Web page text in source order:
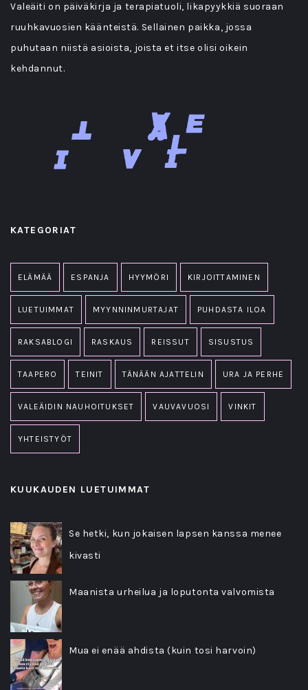
Valeäiti on päiväkirja ja terapiatuoli, likapyykkiä suoraan
ruuhkavuosien käänteistä. Sellainen paikka, jossa
puhutaan niistä asioista, joista et itse olisi oikein
kehdannut.
KATEGORIAT
ELÄMÄÄ ESPANJA HYYMÖRI KIRJOITTAMINEN
LUETUIMMAT MYYNNINMURTAJAT PUHDASTA ILOA
RAKSABLOGI RASKAUS REISSUT SISUSTUS
TAAPERO TEINIT TÄNÄÄN AJATTELIN URA JA PERHE
VALEÄIDIN NAUHOITUKSET VAUVAVUOSI VINKIT
YHTEISTYÖT
KUUKAUDEN LUETUIMMAT
Se hetki, kun jokaisen lapsen kanssa menee
kivasti
Maanista urheilua ja loputonta valvomista
Mua ei enää ahdista (kuin tosi harvoin)